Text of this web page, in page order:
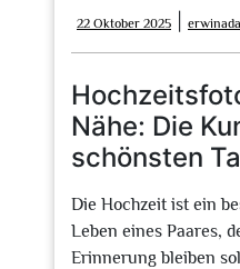
22 Oktober 2025
Oktober
2025
Nähe: Die
schönsten
Die Hochzeit ist ein
Leben eines Paares,
Erinnerung bleiben